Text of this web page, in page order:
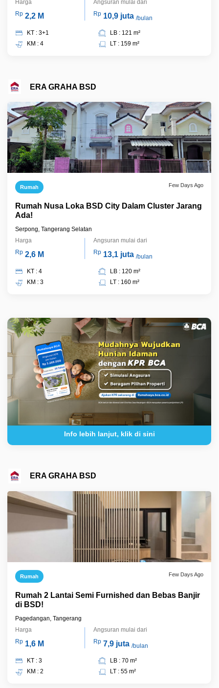
Harga
Rp 2,2 M
Angsuran mulai dari
Rp 10,9 juta /bulan
KT : 3+1
KM : 4
LB : 121 m²
LT : 159 m²
ERA GRAHA BSD
Rumah Few Days Ago
Rumah Nusa Loka BSD City Dalam Cluster Jarang
Ada!
Serpong, Tangerang Selatan
Harga
Rp 2,6 M
Angsuran mulai dari
Rp 13,1 juta /bulan
KT : 4
KM : 3
LB : 120 m²
LT : 160 m²
Info lebih lanjut, klik di sini
ERA GRAHA BSD
Rumah Few Days Ago
Rumah 2 Lantai Semi Furnished dan Bebas Banjir
di BSD!
Pagedangan, Tangerang
Harga
Rp 1,6 M
Angsuran mulai dari
Rp 7,9 juta /bulan
KT : 3
KM : 2
LB : 70 m²
LT : 55 m²